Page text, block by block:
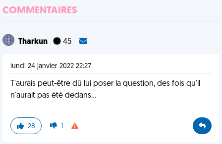
COMMENTAIRES
Tharkun 45
lundi 24 janvier 2022 22:27
T'aurais peut-être dû lui poser la question, des fois qu'il
n'aurait pas été dedans...
28 1